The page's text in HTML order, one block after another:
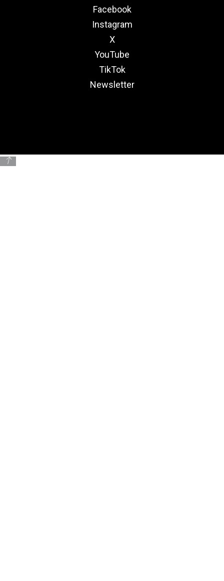
Facebook
Instagram
X
YouTube
TikTok
Newsletter